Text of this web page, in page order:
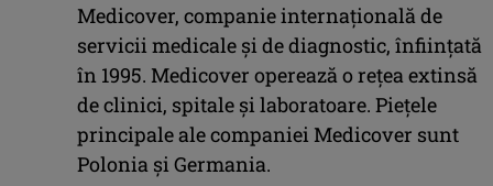
Medicover, companie internațională de
servicii medicale și de diagnostic, înființată
în 1995. Medicover operează o rețea extinsă
de clinici, spitale și laboratoare. Piețele
principale ale companiei Medicover sunt
Polonia și Germania.